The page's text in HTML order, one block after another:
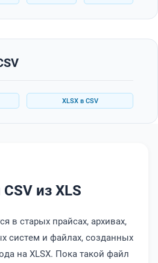
XLSX в CSV
из XLS
в старых прайсах, архивах,
систем и файлах, созданных
на XLSX. Пока такой файл